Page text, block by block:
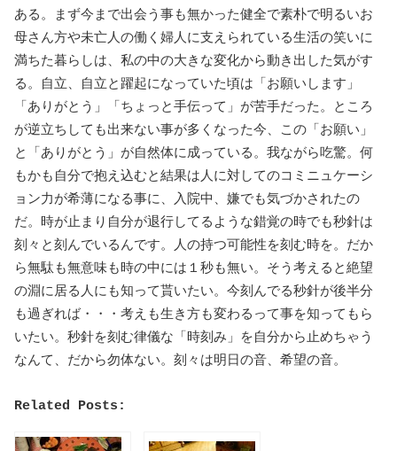
ある。まず今まで出会う事も無かった健全で素朴で明るいお
母さん方や未亡人の働く婦人に支えられている生活の笑いに
満ちた暮らしは、私の中の大きな変化から動き出した気がす
る。自立、自立と躍起になっていた頃は「お願いします」
「ありがとう」「ちょっと手伝って」が苦手だった。ところ
が逆立ちしても出来ない事が多くなった今、この「お願い」
と「ありがとう」が自然体に成っている。我ながら吃驚。何
もかも自分で抱え込むと結果は人に対してのコミニュケーシ
ョン力が希薄になる事に、入院中、嫌でも気づかされたの
だ。時が止まり自分が退行してるような錯覚の時でも秒針は
刻々と刻んでいるんです。人の持つ可能性を刻む時を。だか
ら無駄も無意味も時の中には１秒も無い。そう考えると絶望
の淵に居る人にも知って貰いたい。今刻んでる秒針が後半分
も過ぎれば・・・考えも生き方も変わるって事を知ってもら
いたい。秒針を刻む律儀な「時刻み」を自分から止めちゃう
なんて、だから勿体ない。刻々は明日の音、希望の音。
Related Posts: